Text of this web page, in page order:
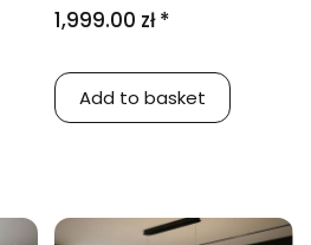
1,999.00 zł *
Add to basket